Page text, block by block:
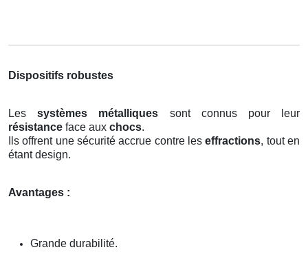
Dispositifs robustes
Lessystèmes métalliques sont connus pour leur
résistance face aux chocs.
Ils offrent une sécurité accrue contre leseffractions, tout en
étant design.
Avantages :
Grande durabilité.